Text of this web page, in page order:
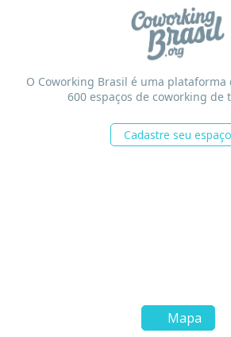
Mapa
O Coworking Brasil é uma
600 espaços de coworking de
Cadastre seu espaço